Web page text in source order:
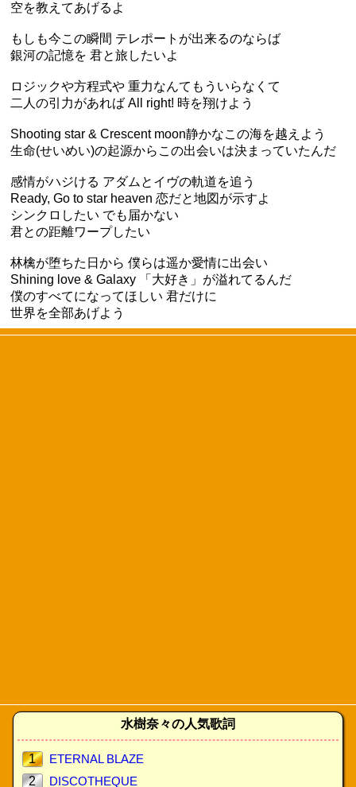
空を教えてあげるよ
もしも今この瞬間 テレポートが出来るのならば
銀河の記憶を 君と旅したいよ
ロジックや方程式や 重力なんてもういらなくて
二人の引力があれば All right! 時を翔けよう
Shooting star & Crescent moon静かなこの海を越えよう
生命(せいめい)の起源からこの出会いは決まっていたんだ
感情がハジける アダムとイヴの軌道を追う
Ready, Go to star heaven 恋だと地図が示すよ
シンクロしたい でも届かない
君との距離ワープしたい
林檎が堕ちた日から 僕らは遥か愛情に出会い
Shining love & Galaxy 「大好き」が溢れてるんだ
僕のすべてになってほしい 君だけに
世界を全部あげよう
水樹奈々の人気歌詞
1
ETERNAL BLAZE
2
DISCOTHEQUE